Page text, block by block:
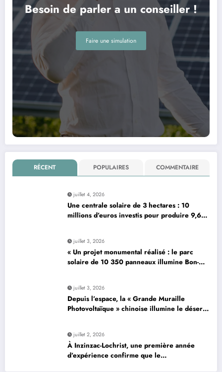
Besoin de parler a un conseiller !
Faire une simulation
RÉCENT POPULAIRES COMMENTAIRE
juillet 4, 2026
Une centrale solaire de 3 hectares : 10
millions d’euros investis pour produire 9,6
juillet 3, 2026
« Un projet monumental réalisé : le parc
solaire de 10 350 panneaux illumine Bon-…
juillet 3, 2026
Depuis l’espace, la « Grande Muraille
Photovoltaïque » chinoise illumine le désert
juillet 2, 2026
À Inzinzac-Lochrist, une première année
d’expérience confirme que le